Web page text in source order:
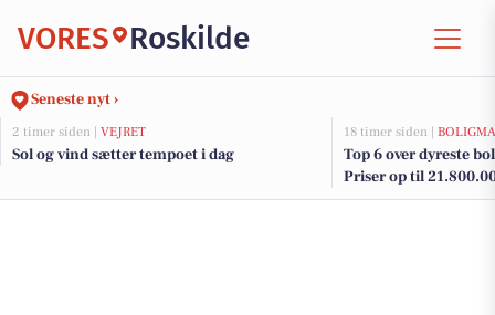
VORES Roskilde
Seneste nyt ›
2 timer siden | VEJRET
Sol og vind sætter tempoet i dag
18 timer siden |
Top 6 over dyreste
Priser op til